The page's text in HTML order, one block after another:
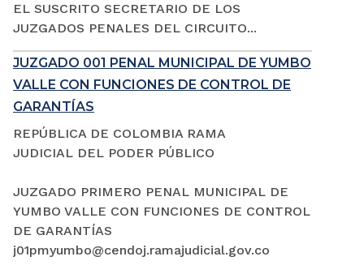
EL SUSCRITO SECRETARIO DE LOS
JUZGADOS PENALES DEL CIRCUITO...
JUZGADO 001 PENAL MUNICIPAL DE YUMBO
VALLE CON FUNCIONES DE CONTROL DE
GARANTÍAS
REPÚBLICA DE COLOMBIA RAMA
JUDICIAL DEL PODER PÚBLICO
JUZGADO PRIMERO PENAL MUNICIPAL DE
YUMBO VALLE CON FUNCIONES DE CONTROL
DE GARANTÍAS
j01pmyumbo@cendoj.ramajudicial.gov.co